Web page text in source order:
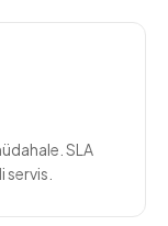
SLA